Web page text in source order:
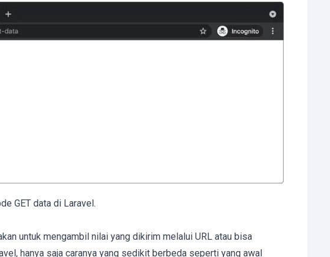
GET data di Laravel.
untuk mengambil nilai yang dikirim melalui URL atau bisa
hanya saja caranya yang sedikit berbeda seperti yang awal